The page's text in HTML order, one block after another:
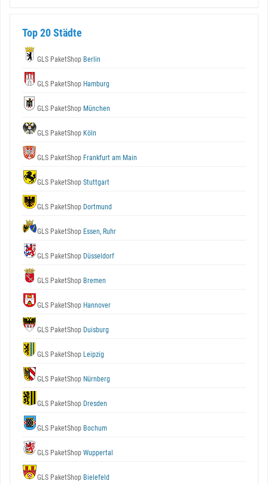
Top 20 Städte
GLS PaketShop Berlin
GLS PaketShop Hamburg
GLS PaketShop München
GLS PaketShop Köln
GLS PaketShop Frankfurt am Main
GLS PaketShop Stuttgart
GLS PaketShop Dortmund
GLS PaketShop Essen, Ruhr
GLS PaketShop Düsseldorf
GLS PaketShop Bremen
GLS PaketShop Hannover
GLS PaketShop Duisburg
GLS PaketShop Leipzig
GLS PaketShop Nürnberg
GLS PaketShop Dresden
GLS PaketShop Bochum
GLS PaketShop Wuppertal
GLS PaketShop Bielefeld